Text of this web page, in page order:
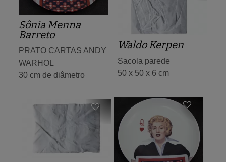
Sônia Menna
Barreto
PRATO CARTAS ANDY
WARHOL
30 cm de diâmetro
Waldo Kerpen
Sacola parede
50 x 50 x 6 cm